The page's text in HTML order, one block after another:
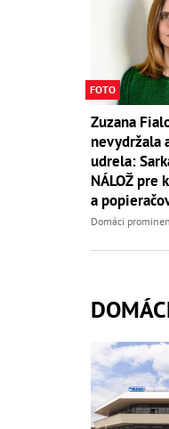
FOTO
Zuzana
nevydržala
udrela:
NÁLOŽ pre
a
Domáci